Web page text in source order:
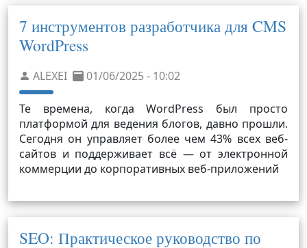
7 инструментов разработчика для CMS
WordPress
ALEXEI 01/06/2025 - 10:02
Те времена, когда WordPress был просто
платформой для ведения блогов, давно прошли.
Сегодня он управляет более чем 43% всех веб-
сайтов и поддерживает всё — от электронной
коммерции до корпоративных веб-приложений
SEO: Практическое руководство по